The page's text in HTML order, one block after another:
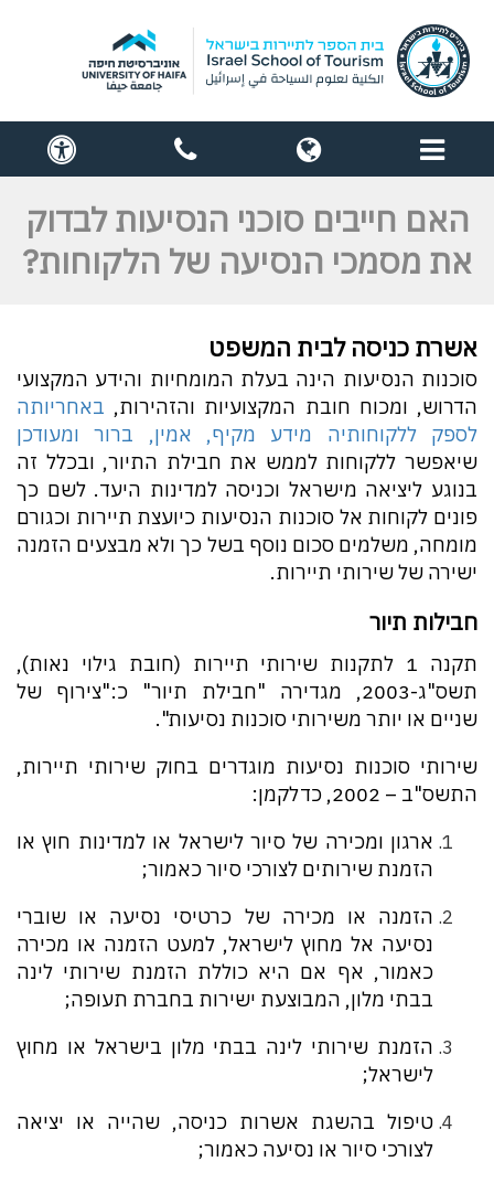
תפריט globe
contact
us
האם חייבים סוכני הנסיעות לבדוק
את מסמכי הנסיעה של הלקוחות?
אשרת כניסה לבית המשפט
סוכנות הנסיעות הינה בעלת המומחיות והידע המקצועי
הדרוש, ומכוח חובת המקצועיות והזהירות, באחריותה
לספק ללקוחותיה מידע מקיף, אמין, ברור ומעודכן
שיאפשר ללקוחות לממש את חבילת התיור, ובכלל זה
בנוגע ליציאה מישראל וכניסה למדינות היעד. לשם כך
פונים לקוחות אל סוכנות הנסיעות כיועצת תיירות וכגורם
מומחה, משלמים סכום נוסף בשל כך ולא מבצעים הזמנה
ישירה של שירותי תיירות.
חבילות תיור
תקנה 1 לתקנות שירותי תיירות (חובת גילוי נאות),
תשס"ג-2003, מגדירה "חבילת תיור" כ:"צירוף של
שניים או יותר משירותי סוכנות נסיעות".
שירותי סוכנות נסיעות מוגדרים בחוק שירותי תיירות,
התשס"ב – 2002, כדלקמן:
ארגון ומכירה של סיור לישראל או למדינות חוץ או
הזמנת שירותים לצורכי סיור כאמור;
הזמנה או מכירה של כרטיסי נסיעה או שוברי
נסיעה אל מחוץ לישראל, למעט הזמנה או מכירה
כאמור, אף אם היא כוללת הזמנת שירותי לינה
בבתי מלון, המבוצעת ישירות בחברת תעופה;
הזמנת שירותי לינה בבתי מלון בישראל או מחוץ
לישראל;
טיפול בהשגת אשרות כניסה, שהייה או יציאה
לצורכי סיור או נסיעה כאמור;